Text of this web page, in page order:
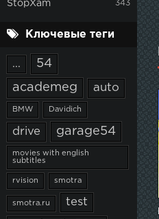
StopXam 343
Ключевые теги
... 54
academeg auto
BMW Davidich
drive garage54
movies with english
subtitles
rvision smotra
smotra.ru test